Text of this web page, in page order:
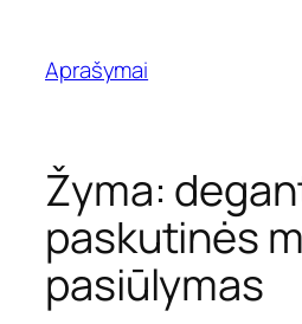
turinio
Aprašymai
Žyma:
paskutinės
pasiūlymas